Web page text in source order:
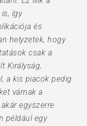
így
és
helyzetek, hogy
csak a
Királyság,
a kis piacok pedig
várnak a
egyszerre
például egy